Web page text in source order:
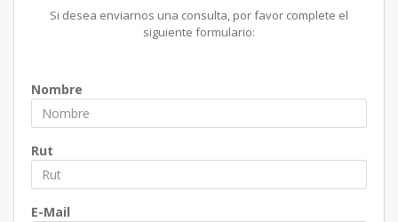
Si desea enviarnos una consulta, por favor complete el
siguiente formulario:
Nombre
Rut
E-Mail